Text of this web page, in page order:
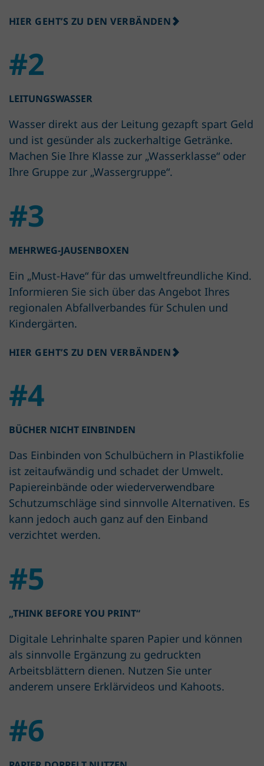
HIER GEHT’S ZU DEN VERBÄNDEN
#2
LEITUNGSWASSER
Wasser direkt aus der Leitung gezapft spart Geld
und ist gesünder als zuckerhaltige Getränke.
Machen Sie Ihre Klasse zur „Wasserklasse“ oder
Ihre Gruppe zur „Wassergruppe“.
#3
MEHRWEG-JAUSENBOXEN
Ein „Must-Have“ für das umweltfreundliche Kind.
Informieren Sie sich über das Angebot Ihres
regionalen Abfallverbandes für Schulen und
Kindergärten.
HIER GEHT’S ZU DEN VERBÄNDEN
#4
BÜCHER NICHT EINBINDEN
Das Einbinden von Schulbüchern in Plastikfolie
ist zeitaufwändig und schadet der Umwelt.
Papiereinbände oder wiederverwendbare
Schutzumschläge sind sinnvolle Alternativen. Es
kann jedoch auch ganz auf den Einband
verzichtet werden.
#5
„THINK BEFORE YOU PRINT“
Digitale Lehrinhalte sparen Papier und können
als sinnvolle Ergänzung zu gedruckten
Arbeitsblättern dienen. Nutzen Sie unter
anderem unsere Erklärvideos und Kahoots.
#6